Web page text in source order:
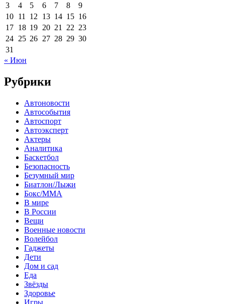
3
4 5 6 7 8
9
10 11 12 13 14 15 16
17 18 19 20 21 22 23
24 25 26 27 28 29 30
31
« Июн
Рубрики
Автоновости
Автособытия
Автоспорт
Автоэксперт
Актеры
Аналитика
Баскетбол
Безопасность
Безумный мир
Биатлон/Лыжи
Бокс/MMA
В мире
В России
Вещи
Военные новости
Волейбол
Гаджеты
Дети
Дом и сад
Еда
Звёзды
Здоровье
Игры